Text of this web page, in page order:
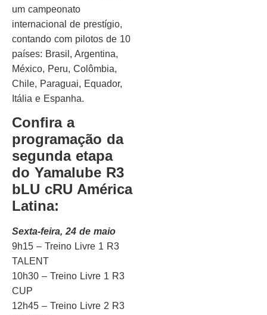
um campeonato
internacional de prestígio,
contando com pilotos de 10
países: Brasil, Argentina,
México, Peru, Colômbia,
Chile, Paraguai, Equador,
Itália e Espanha.
Confira a
programação da
segunda etapa
do Yamalube R3
bLU cRU América
Latina:
Sexta-feira, 24 de maio
9h15 – Treino Livre 1 R3
TALENT
10h30 – Treino Livre 1 R3
CUP
12h45 – Treino Livre 2 R3